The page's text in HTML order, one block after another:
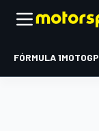
FÓRMULA 1MOTOGP